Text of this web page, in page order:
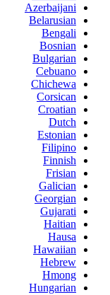
Azerbaijani
Belarusian
Bengali
Bosnian
Bulgarian
Cebuano
Chichewa
Corsican
Croatian
Dutch
Estonian
Filipino
Finnish
Frisian
Galician
Georgian
Gujarati
Haitian
Hausa
Hawaiian
Hebrew
Hmong
Hungarian